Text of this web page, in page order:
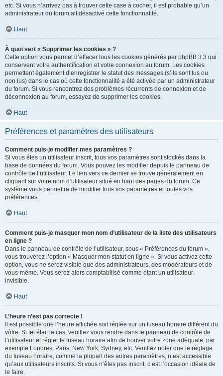
etc. Si vous n’arrivez pas à trouver cette case à cocher, il est probable qu’un
administrateur du forum ait désactivé cette fonctionnalité.
Haut
À quoi sert « Supprimer les cookies » ?
Cette option vous permet d’effacer tous les cookies générés par phpBB 3.3 qui
conservent votre authentification et votre connexion au forum. Les cookies
permettent également d’enregistrer le statut des messages (s’ils sont lus ou
non lus) dans le cas où cette fonctionnalité a été activée par un administrateur
du forum. Si vous rencontrez des problèmes récurrents de connexion et de
déconnexion au forum, essayez de supprimer les cookies.
Haut
Préférences et paramètres des utilisateurs
Comment puis-je modifier mes paramètres ?
Si vous êtes un utilisateur inscrit, tous vos paramètres sont stockés dans la
base de données du forum. Vous pouvez les modifier depuis le panneau de
contrôle de l’utilisateur. Le lien vers ce dernier se trouve généralement en
cliquant sur votre nom d’utilisateur situé en haut des pages du forum. Ce
système vous permettra de modifier tous vos paramètres et toutes vos
préférences.
Haut
Comment puis-je masquer mon nom d’utilisateur de la liste des utilisateurs
en ligne ?
Dans le panneau de contrôle de l’utilisateur, sous « Préférences du forum »,
vous trouverez l’option « Masquer mon statut en ligne ». Si vous activez cette
option, vous ne serez visible que des administrateurs, des modérateurs et de
vous-même. Vous serez alors comptabilisé comme étant un utilisateur
invisible.
Haut
L’heure n’est pas correcte !
Il est possible que l’heure affichée soit réglée sur un fuseau horaire différent du
vôtre. Si tel était le cas, veuillez vous rendre dans le panneau de contrôle de
l’utilisateur et régler le fuseau horaire afin de trouver votre zone adéquate, par
exemple Londres, Paris, New York, Sydney, etc. Veuillez noter que le réglage
du fuseau horaire, comme la plupart des autres paramètres, n’est accessible
qu’aux utilisateurs inscrits. Si vous n’êtes pas inscrit, c’est l’occasion idéale de
le faire.